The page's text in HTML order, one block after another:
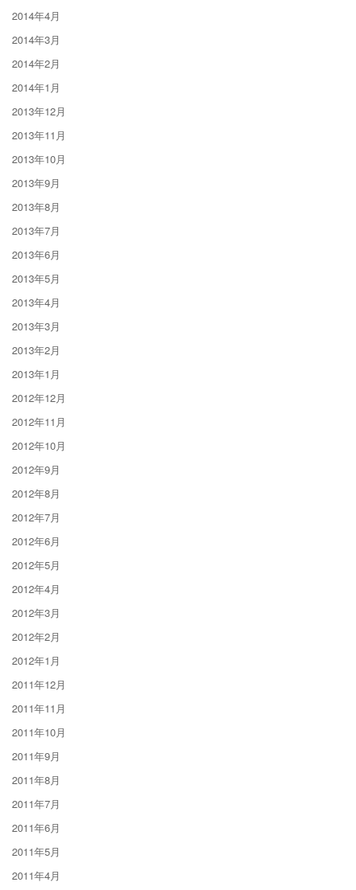
2014年4月
2014年3月
2014年2月
2014年1月
2013年12月
2013年11月
2013年10月
2013年9月
2013年8月
2013年7月
2013年6月
2013年5月
2013年4月
2013年3月
2013年2月
2013年1月
2012年12月
2012年11月
2012年10月
2012年9月
2012年8月
2012年7月
2012年6月
2012年5月
2012年4月
2012年3月
2012年2月
2012年1月
2011年12月
2011年11月
2011年10月
2011年9月
2011年8月
2011年7月
2011年6月
2011年5月
2011年4月